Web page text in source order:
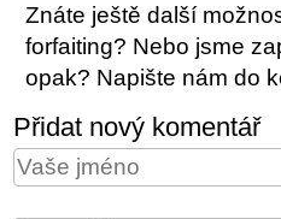
Znáte ještě další
forfaiting? Nebo jsme
opak? Napište nám do
Přidat nový komentář